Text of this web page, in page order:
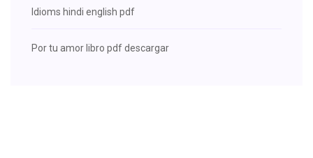
Idioms hindi english pdf
Por tu amor libro pdf descargar